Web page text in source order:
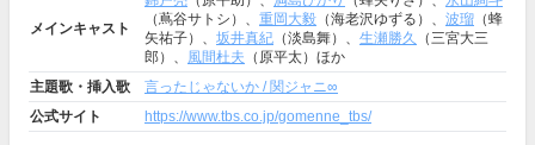
メインキャスト
（蔦谷サトシ）、 重岡大毅 （海老沢ゆずる）、 波瑠 （蜂
矢祐子）、 坂井真紀 （淡島舞）、 生瀬勝久
（三宮大三
郎）、 風間杜夫 （原平太）ほか
主題歌・挿入歌
言ったじゃないか / 関ジャニ∞
公式サイト
https://www.tbs.co.jp/gomenne_tbs/